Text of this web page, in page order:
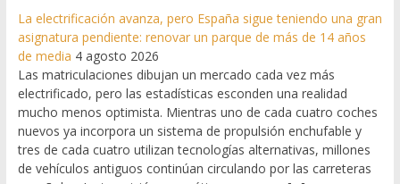
La electrificación avanza, pero España sigue teniendo una gran
asignatura pendiente: renovar un parque de más de 14 años
de media 4 agosto 2026
Las matriculaciones dibujan un mercado cada vez más
electrificado, pero las estadísticas esconden una realidad
mucho menos optimista. Mientras uno de cada cuatro coches
nuevos ya incorpora un sistema de propulsión enchufable y
tres de cada cuatro utilizan tecnologías alternativas, millones
de vehículos antiguos continúan circulando por las carreteras